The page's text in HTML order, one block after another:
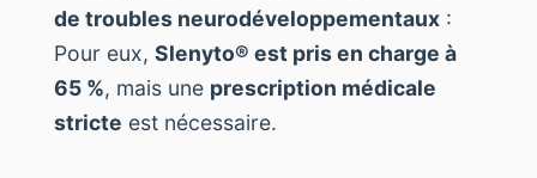
de troubles neurodéveloppementaux :
Pour eux, Slenyto® est pris en charge à
65 %, mais une prescription médicale
stricte est nécessaire.